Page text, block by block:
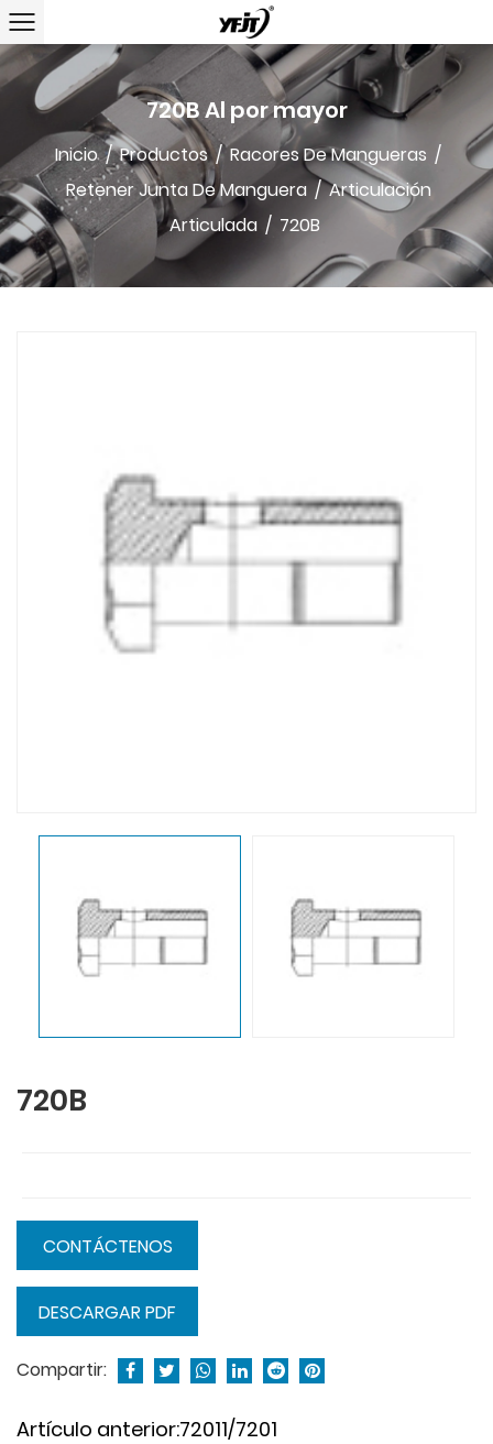
720B Al por mayor
Inicio/Productos/Racores De Mangueras /
Retener Junta De Manguera /Articulación
Articulada / 720B
720B
CONTÁCTENOS
DESCARGAR PDF
Compartir:
Artículo anterior:72011/7201